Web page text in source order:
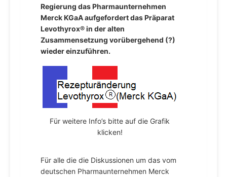
Regierung das Pharmaunternehmen
Merck KGaA aufgefordert das Präparat
Levothyrox® in der alten
Zusammensetzung vorübergehend (?)
wieder einzuführen.
Für weitere Info’s bitte auf die Grafik
klicken!
Für alle die die Diskussionen um das vom
deutschen Pharmaunternehmen Merck